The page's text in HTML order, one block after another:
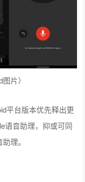
片）
平台版本优先释出更
语音助理，抑或可同
理。